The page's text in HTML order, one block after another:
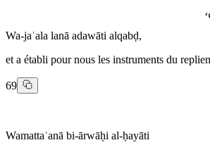
Wa-jaʿala lanā adawāti alqabḍ,
et a établi pour nous les instruments du
69
Wamattaʿanā bi-ārwāḥi al-ḥayāti